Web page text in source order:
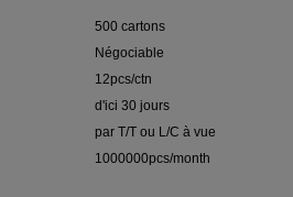
500 cartons
Négociable
12pcs/ctn
d'ici 30 jours
par T/T ou L/C à vue
1000000pcs/month